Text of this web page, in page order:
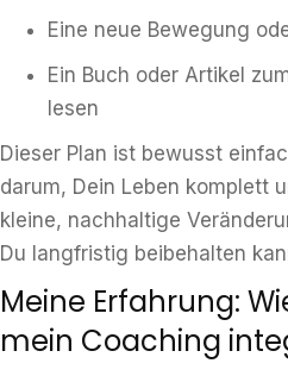
Eine neue Bewegung
Ein Buch oder Artikel
lesen
Dieser Plan ist bewusst
darum, Dein Leben komplett
kleine, nachhaltige
Du langfristig beibehalten
Meine Erfahrung:
mein Coaching